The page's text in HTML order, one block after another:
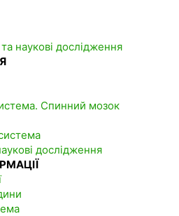
наукові дослідження
Спинний мозок
дослідження